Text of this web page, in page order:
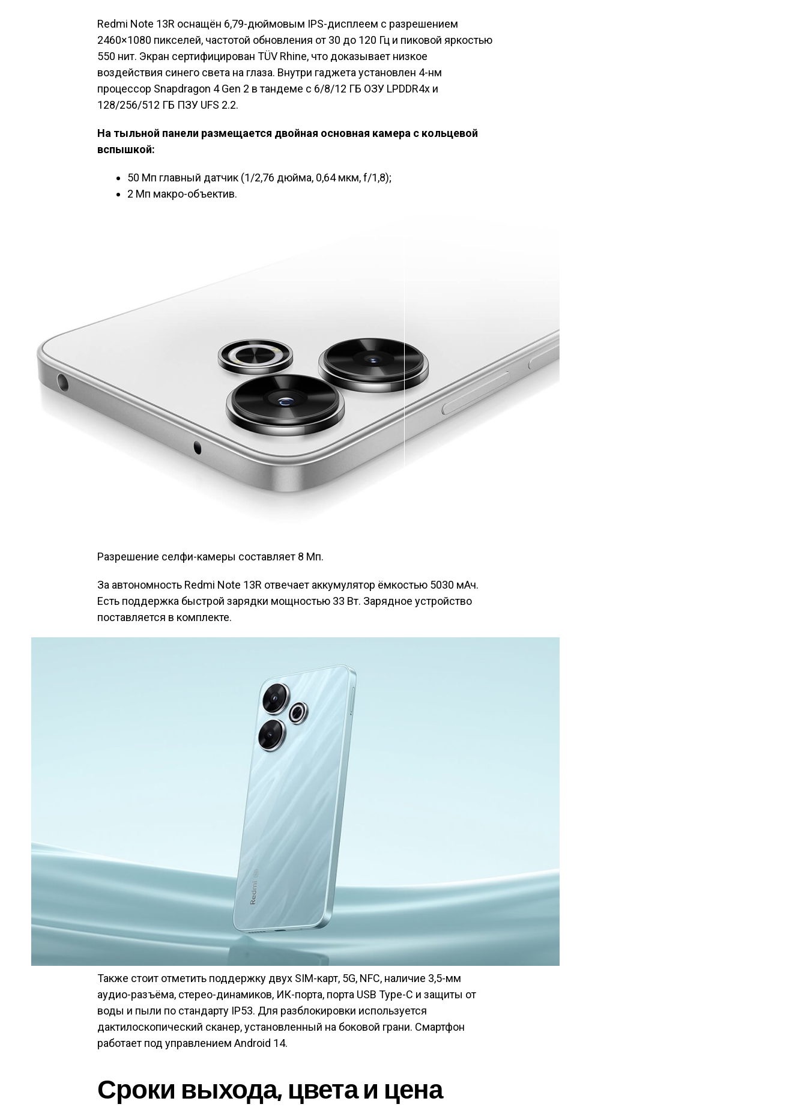
Redmi Note 13R оснащён 6,79-дюймовым IPS-дисплеем с разрешением
2460×1080 пикселей, частотой обновления от 30 до 120 Гц и пиковой яркостью
550 нит. Экран сертифицирован TÜV Rhine, что доказывает низкое
воздействия синего света на глаза. Внутри гаджета установлен 4-нм
процессор Snapdragon 4 Gen 2 в тандеме с 6/8/12 ГБ ОЗУ LPDDR4x и
128/256/512 ГБ ПЗУ UFS 2.2.
На тыльной панели размещается двойная основная камера с кольцевой
вспышкой:
50 Мп главный датчик (1/2,76 дюйма, 0,64 мкм, f/1,8);
2 Мп макро-объектив.
Разрешение селфи-камеры составляет 8 Мп.
За автономность Redmi Note 13R отвечает аккумулятор ёмкостью 5030 мАч.
Есть поддержка быстрой зарядки мощностью 33 Вт. Зарядное устройство
поставляется в комплекте.
Также стоит отметить поддержку двух SIM-карт, 5G, NFC, наличие 3,5-мм
аудио-разъёма, стерео-динамиков, ИК-порта, порта USB Type-C и защиты от
воды и пыли по стандарту IP53. Для разблокировки используется
дактилоскопический сканер, установленный на боковой грани. Смартфон
работает под управлением Android 14.
Сроки выхода, цвета и цена